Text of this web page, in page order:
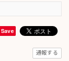
Save
通報する